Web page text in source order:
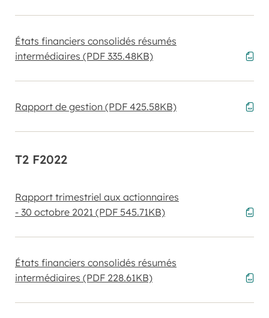
États financiers consolidés résumés
intermédiaires (PDF 335.48KB)
Rapport de gestion (PDF 425.58KB)
T2 F2022
Rapport trimestriel aux actionnaires
- 30 octobre 2021 (PDF 545.71KB)
États financiers consolidés résumés
intermédiaires (PDF 228.61KB)